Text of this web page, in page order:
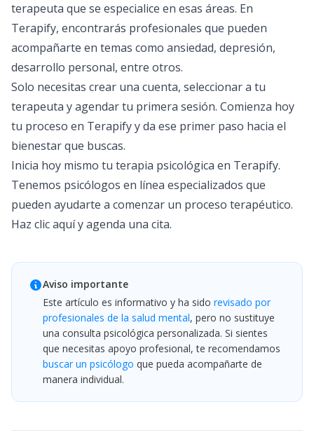
terapeuta que se especialice en esas áreas. En
Terapify, encontrarás profesionales que pueden
acompañarte en temas como ansiedad, depresión,
desarrollo personal, entre otros.
Solo necesitas crear una cuenta, seleccionar a tu
terapeuta y agendar tu primera sesión. Comienza hoy
tu proceso en Terapify y da ese primer paso hacia el
bienestar que buscas.
Inicia hoy mismo tu terapia psicológica en Terapify.
Tenemos psicólogos en línea especializados que
pueden ayudarte a comenzar un proceso terapéutico.
Haz clic aquíy agenda una cita.
Aviso importante
Este artículo es informativo y ha sido revisado por
profesionales de la salud mental, pero no sustituye
una consulta psicológica personalizada. Si sientes
que necesitas apoyo profesional, te recomendamos
buscar un psicólogo que pueda acompañarte de
manera individual.